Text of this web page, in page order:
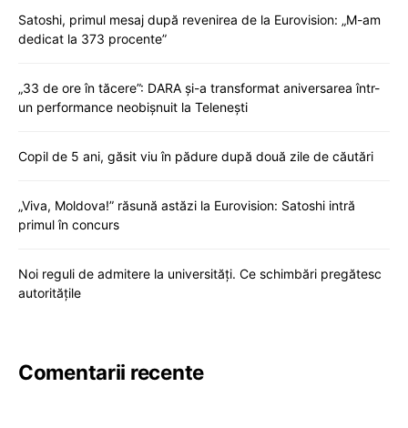
Satoshi, primul mesaj după revenirea de la Eurovision: „M-am
dedicat la 373 procente”
„33 de ore în tăcere”: DARA și-a transformat aniversarea într-
un performance neobișnuit la Telenești
Copil de 5 ani, găsit viu în pădure după două zile de căutări
„Viva, Moldova!” răsună astăzi la Eurovision: Satoshi intră
primul în concurs
Noi reguli de admitere la universități. Ce schimbări pregătesc
autoritățile
Comentarii recente